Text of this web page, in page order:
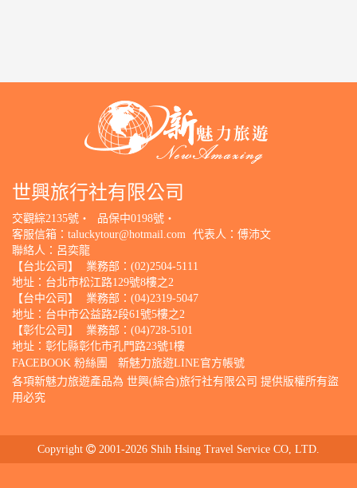
世興旅行社有限公司
交觀綜2135號‧
品保中0198號‧
客服信箱： taluckytour@hotmail.com
代表人：傅沛文
聯絡人：呂奕龍
【台北公司】
業務部：(02)2504-5111
地址：台北市松江路129號8樓之2
【台中公司】
業務部：(04)2319-5047
地址：台中市公益路2段61號5樓之2
【彰化公司】
業務部：(04)728-5101
地址：彰化縣彰化市孔門路23號1樓
FACEBOOK 粉絲團
新魅力旅遊LINE官方帳號
各項新魅力旅遊產品為 世興(綜合)旅行社有限公司 提供版權所有盜
用必究
Copyright 2001-2026 Shih Hsing Travel Service CO, LTD.